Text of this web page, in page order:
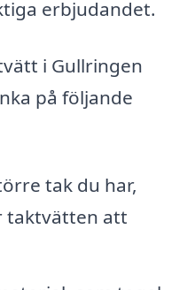
erbjudandet.
i Gullringen
på följande
tak du har,
taktvätten att